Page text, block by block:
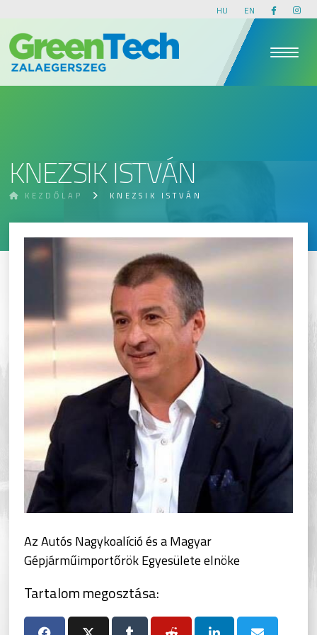
HU EN
KNEZSIK ISTVÁN
KEZDŐLAP KNEZSIK ISTVÁN
Az Autós Nagykoalíció és a Magyar
Gépjárműimportőrök Egyesülete elnöke
Tartalom megosztása: